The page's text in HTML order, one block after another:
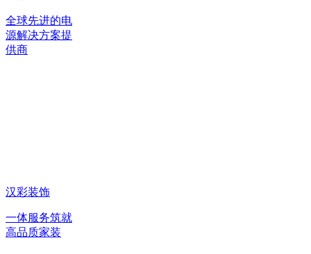
全球先进的电
源解决方案提
供商
汉彩装饰
一体服务筑就
高品质家装